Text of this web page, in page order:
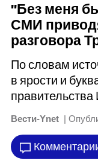
"Без меня
СМИ
разговора
По словам
в ярости и
Вести-Ynet |